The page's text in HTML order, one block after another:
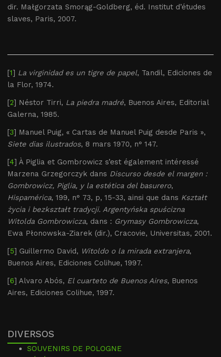
dir. Małgorzata Smorąg-Goldberg, éd. Institut d’études
slaves, Paris, 2007.
[1] La virginidad es un tigre de papel, Tandil, Ediciones de
la Flor, 1974.
[2] Néstor Tirri, La piedra madré, Buenos Aires, Editorial
Galerna, 1985.
[3] Manuel Puig, « Cartas de Manuel Puig desde Paris »,
Siete dias ilustrados, 8 mars 1970, n° 147.
[4] À Piglia et Gombrowicz s’est également intéressé
Marzena Grzegorczyk dans Discurso desde el margen :
Gombrowicz, Piglia, y la estética del basurero,
Hispamérica, 199, n° 73, p, 15-33, ainsi que dans Kształt
życia i bezkształt tradycji. Argentyńska spuścizna
Witolda Gombrowicza, dans : Grymasy Gombrowicza,
Ewa Płonowska-Ziarek (dir.), Cracovie, Universitas, 2001.
[5] Guillermo David, Witoldo o la mirada extranjera,
Buenos Aires, Ediciones Colihue, 1997.
[6] Alvaro Abós, El cuarteto de Buenos Aires, Buenos
Aires, Ediciones Colihue, 1997.
DIVERSOS
SOUVENIRS DE POLOGNE